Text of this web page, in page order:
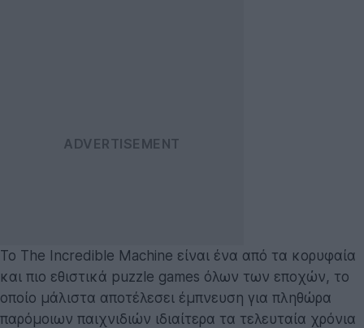
Το The Incredible Machine είναι ένα από τα κορυφαία
και πιο εθιστικά puzzle games όλων των εποχών, το
οποίο μάλιστα αποτέλεσει έμπνευση για πληθώρα
παρόμοιων παιχνιδιών ιδιαίτερα τα τελευταία χρόνια